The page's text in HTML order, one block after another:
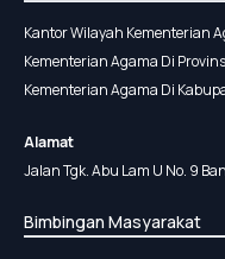
Kantor Wilayah Kementerian
Kementerian Agama Di
Kementerian Agama Di
Alamat
Jalan Tgk. Abu Lam U No. 9
Bimbingan Masyarakat